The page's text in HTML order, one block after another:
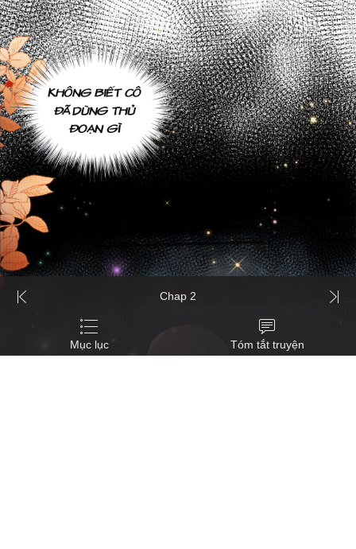
Chap 2
Mục lục Tóm tắt truyện